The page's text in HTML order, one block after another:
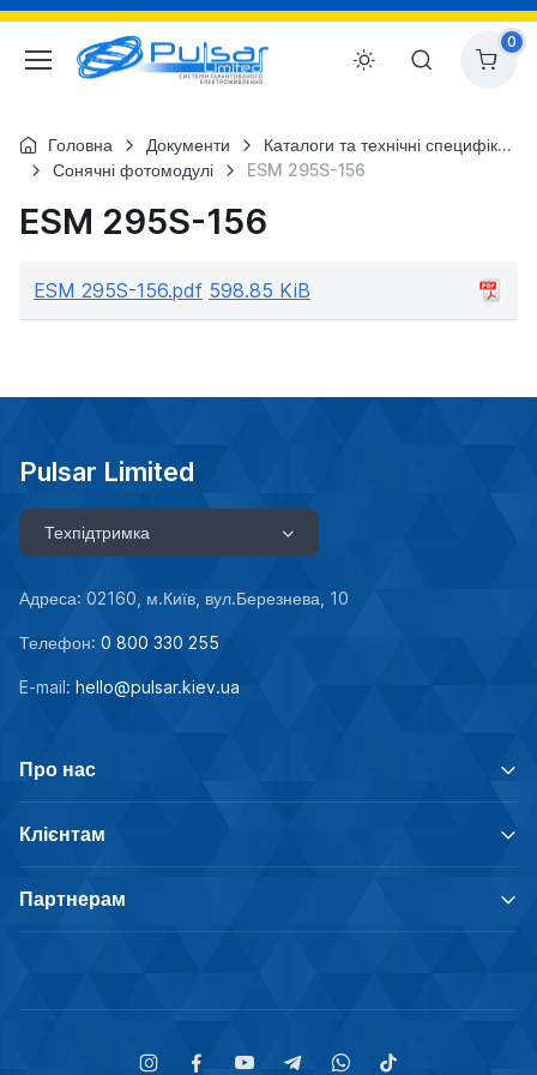
0
Головна Документи
Каталоги та технічні специфікації
Сонячні фотомодулі
ESM 295S-156
ESM 295S-156
ESM 295S-156.pdf 598.85 KiB
Pulsar Limited
Техпідтримка
Адреса: 02160, м.Київ, вул.Березнева, 10
Телефон: 0 800 330 255
E-mail: hello@pulsar.kiev.ua
Про нас
Клієнтам
Партнерам